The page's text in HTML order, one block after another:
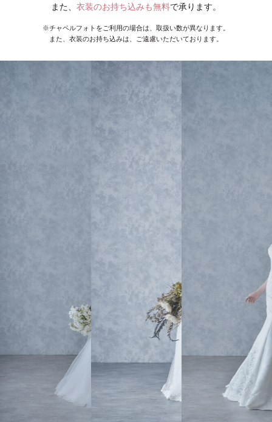
また、 衣装のお持ち込みも無料で承ります。
※チャペルフォトをご利用の場合は、取扱い数が異なります。
また、衣装のお持ち込みは、ご遠慮いただいております。